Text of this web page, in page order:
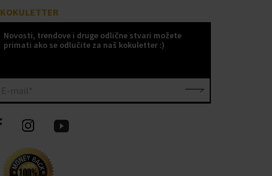
KOKULETTER
Novosti, trendove i druge odlične stvari možete
primati ako se odlučite za naš kokuletter :)